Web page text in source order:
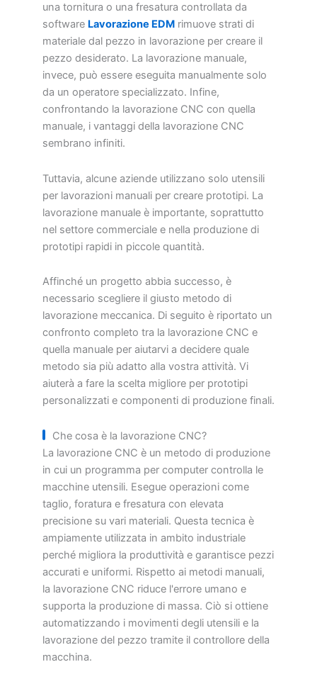
una tornitura o una fresatura controllata da
software Lavorazione EDM rimuove strati di
materiale dal pezzo in lavorazione per creare il
pezzo desiderato. La lavorazione manuale,
invece, può essere eseguita manualmente solo
da un operatore specializzato. Infine,
confrontando la lavorazione CNC con quella
manuale, i vantaggi della lavorazione CNC
sembrano infiniti.
Tuttavia, alcune aziende utilizzano solo utensili
per lavorazioni manuali per creare prototipi. La
lavorazione manuale è importante, soprattutto
nel settore commerciale e nella produzione di
prototipi rapidi in piccole quantità.
Affinché un progetto abbia successo, è
necessario scegliere il giusto metodo di
lavorazione meccanica. Di seguito è riportato un
confronto completo tra la lavorazione CNC e
quella manuale per aiutarvi a decidere quale
metodo sia più adatto alla vostra attività. Vi
aiuterà a fare la scelta migliore per prototipi
personalizzati e componenti di produzione finali.
Che cosa è la lavorazione CNC?
La lavorazione CNC è un metodo di produzione
in cui un programma per computer controlla le
macchine utensili. Esegue operazioni come
taglio, foratura e fresatura con elevata
precisione su vari materiali. Questa tecnica è
ampiamente utilizzata in ambito industriale
perché migliora la produttività e garantisce pezzi
accurati e uniformi. Rispetto ai metodi manuali,
la lavorazione CNC riduce l'errore umano e
supporta la produzione di massa. Ciò si ottiene
automatizzando i movimenti degli utensili e la
lavorazione del pezzo tramite il controllore della
macchina.